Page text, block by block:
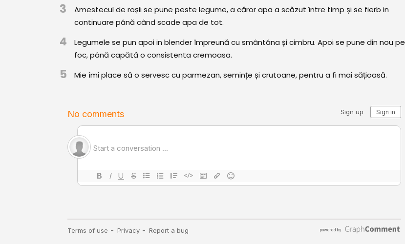
3
Amestecul de roșii se pune peste legume, a căror apa a scăzut între timp și se fierb in
continuare până când scade apa de tot.
4
Legumele se pun apoi in blender împreună cu smântâna și cimbru. Apoi se pune din nou pe
foc, până capătă o consistenta cremoasa.
5 Mie îmi place să o servesc cu parmezan, semințe și crutoane, pentru a fi mai sățioasă.